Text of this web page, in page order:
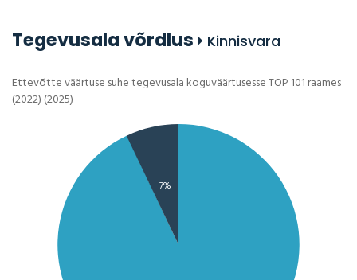
Tegevusala võrdlus Kinnisvara
Ettevõtte väärtuse suhe tegevusala koguväärtusesse TOP 101 raames
(2022) (2025)
7%